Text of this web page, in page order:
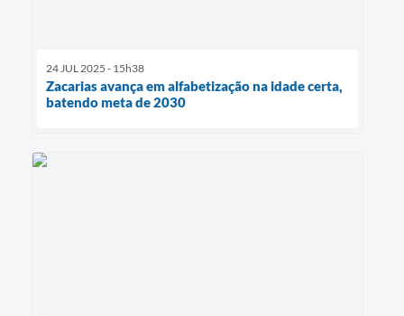
24 JUL 2025 - 15h38
Zacarias avança em alfabetização na idade certa,
batendo meta de 2030